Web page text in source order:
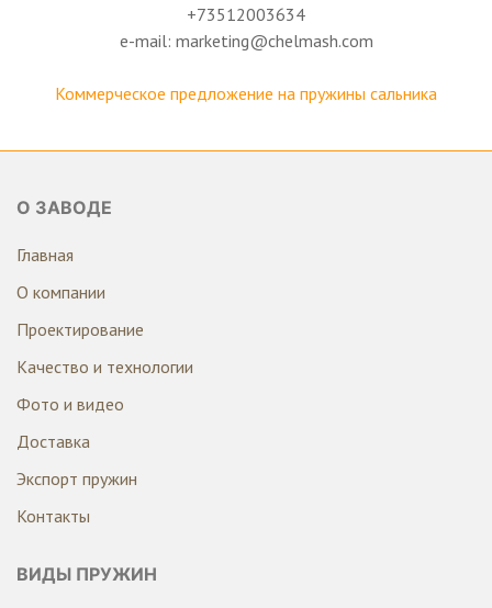
+73512003634
e-mail: marketing@chelmash.com
Коммерческое предложение на пружины сальника
О ЗАВОДЕ
Главная
О компании
Проектирование
Качество и технологии
Фото и видео
Доставка
Экспорт пружин
Контакты
ВИДЫ ПРУЖИН